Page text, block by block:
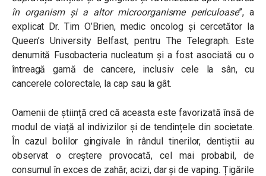
în organism și a altor microorganisme periculoase”,a
explicat Dr. Tim O’Brien, medic oncolog și cercetător la
Queen’s University Belfast, pentru The Telegraph. Este
denumită Fusobacteria nucleatum și a fost asociată cu o
întreagă gamă de cancere, inclusiv cele la sân, cu
cancerele colorectale, la cap sau la gât.
Oamenii de știință cred că aceasta este favorizată însă de
modul de viață al indivizilor și de tendințele din societate.
În cazul bolilor gingivale în rândul tinerilor, dentiștii au
observat o creștere provocată, cel mai probabil, de
consumul în exces de zahăr, acizi, dar și de vaping. Țigările